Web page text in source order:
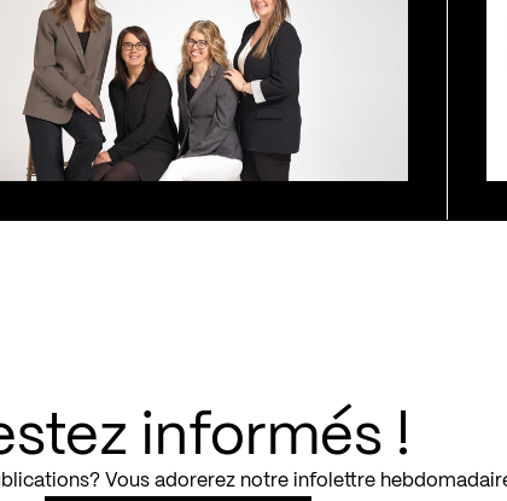
informés !
Vous adorerez notre infolettre